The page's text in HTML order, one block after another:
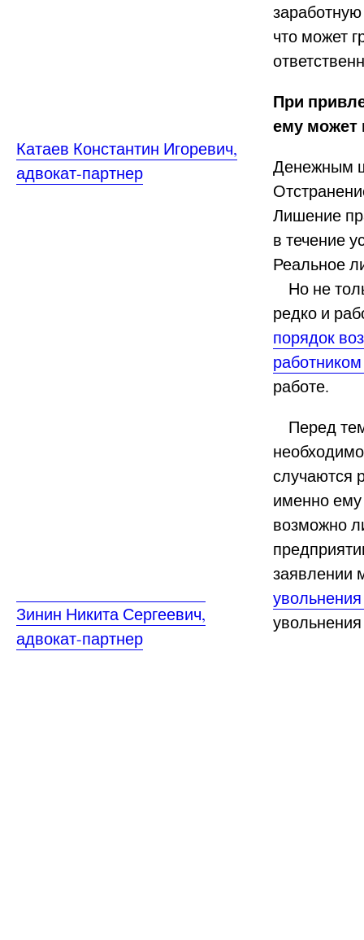
Катаев Константин Игоревич,
адвокат-партнер
Зинин Никита Сергеевич,
адвокат-партнер
что может
При
ему может
Денежным
Лишение
в течение
Реальное
Но не
редко и
порядок
работе.
Перед
случаются
именно ему
возможно
заявлении